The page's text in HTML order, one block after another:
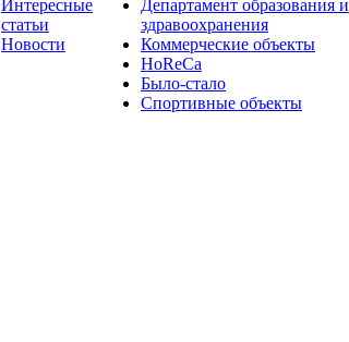
Интересные
статьи
Новости
Департамент образования и
здравоохранения
Коммерческие объекты
HoReCa
Было-стало
Спортивные объекты